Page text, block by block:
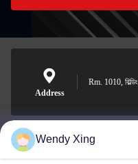
Address
Rm. 1010, বিল্ডিং
Wendy Xing